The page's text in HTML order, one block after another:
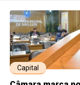
Capital